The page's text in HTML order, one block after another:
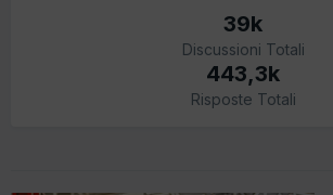
39k
Discussioni Totali
443,3k
Risposte Totali